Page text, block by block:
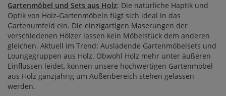
Gartenmöbel und Sets aus Holz: Die natürliche Haptik und
Optik von Holz-Gartenmöbeln fügt sich ideal in das
Gartenumfeld ein. Die einzigartigen Maserungen der
verschiedenen Hölzer lassen kein Möbelstück dem anderen
gleichen. Aktuell im Trend: Ausladende Gartenmöbelsets und
Loungegruppen aus Holz. Obwohl Holz mehr unter äußeren
Einflüssen leidet, können unsere hochwertigen Gartenmöbel
aus Holz ganzjährig um Außenbereich stehen gelassen
werden.